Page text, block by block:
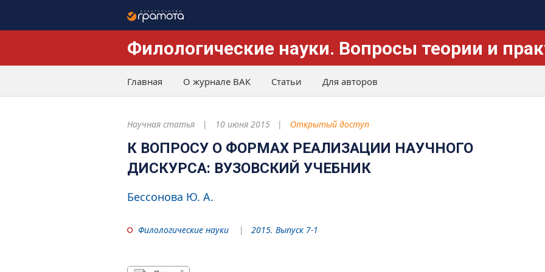
Филологические науки. Вопросы теории и
Главная О журнале ВАК Статьи Для авторов
Научная статья 10 июня 2015 Открытый доступ
К ВОПРОСУ О ФОРМАХ РЕАЛИЗАЦИИ НАУЧНОГО
ДИСКУРСА: ВУЗОВСКИЙ УЧЕБНИК
Бессонова Ю. А.
Филологические науки 2015. Выпуск 7-1